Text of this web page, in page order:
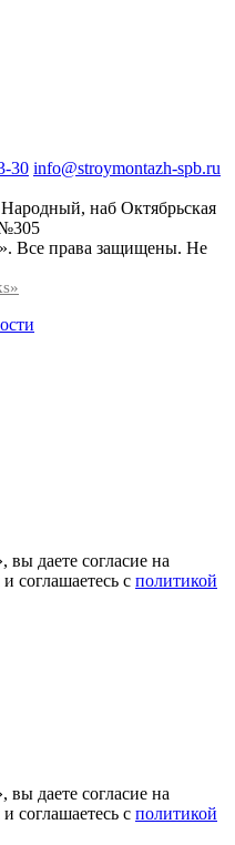
30 info@stroymontazh-spb.ru
наб Октябрьская
права защищены. Не
, вы даете согласие на
соглашаетесь с политикой
, вы даете согласие на
соглашаетесь с политикой